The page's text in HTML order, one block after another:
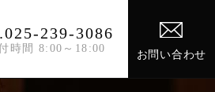
239-3086
時間 8:00～18:00
お問い合わせ